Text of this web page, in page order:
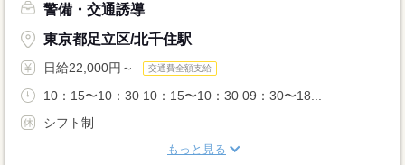
警備・交通誘導
東京都足立区/北千住駅
日給22,000円～ 交通費全額支給
10：15〜10：30 10：15〜10：30 09：30〜18...
シフト制
もっと見る